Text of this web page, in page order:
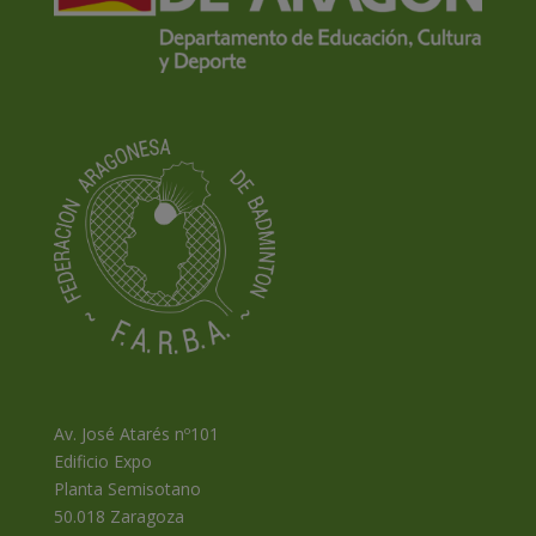
Av. José Atarés nº101
Edificio Expo
Planta Semisotano
50.018 Zaragoza